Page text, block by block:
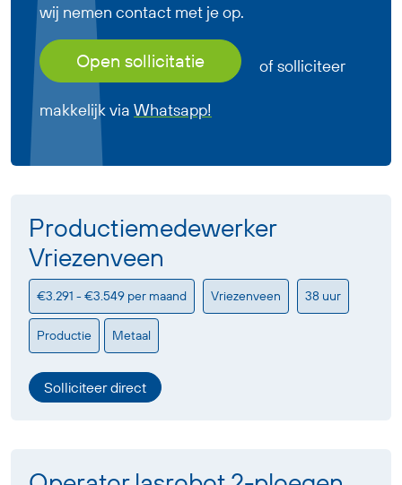
wij nemen contact met je op.
Open sollicitatie of solliciteer
makkelijk via Whatsapp!
Productiemedewerker
Vriezenveen
€3.291 - €3.549 per maand Vriezenveen 38 uur
Productie Metaal
Solliciteer direct